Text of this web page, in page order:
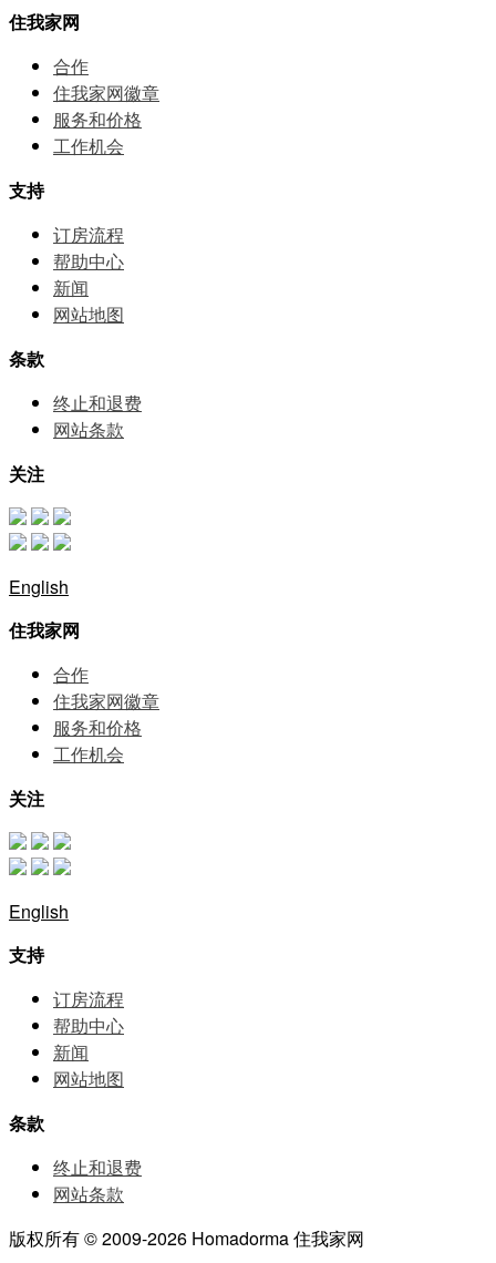
住我家网
合作
住我家网徽章
服务和价格
⼯作机会
支持
订房流程
帮助中⼼
新闻
网站地图
条款
终止和退费
网站条款
关注
English
住我家网
合作
住我家网徽章
服务和价格
⼯作机会
关注
English
支持
订房流程
帮助中⼼
新闻
网站地图
条款
终止和退费
网站条款
版权所有 © 2009-2026 Homadorma 住我家网